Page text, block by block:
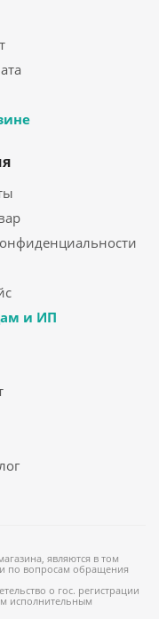
и ИП
являются в том
по вопросам обращения
о гос. регистрации
исполнительным